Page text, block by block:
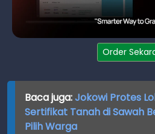
Order
Baca juga:Jokowi Protes
Sertifikat Tanah di Sawah
Pilih Warga